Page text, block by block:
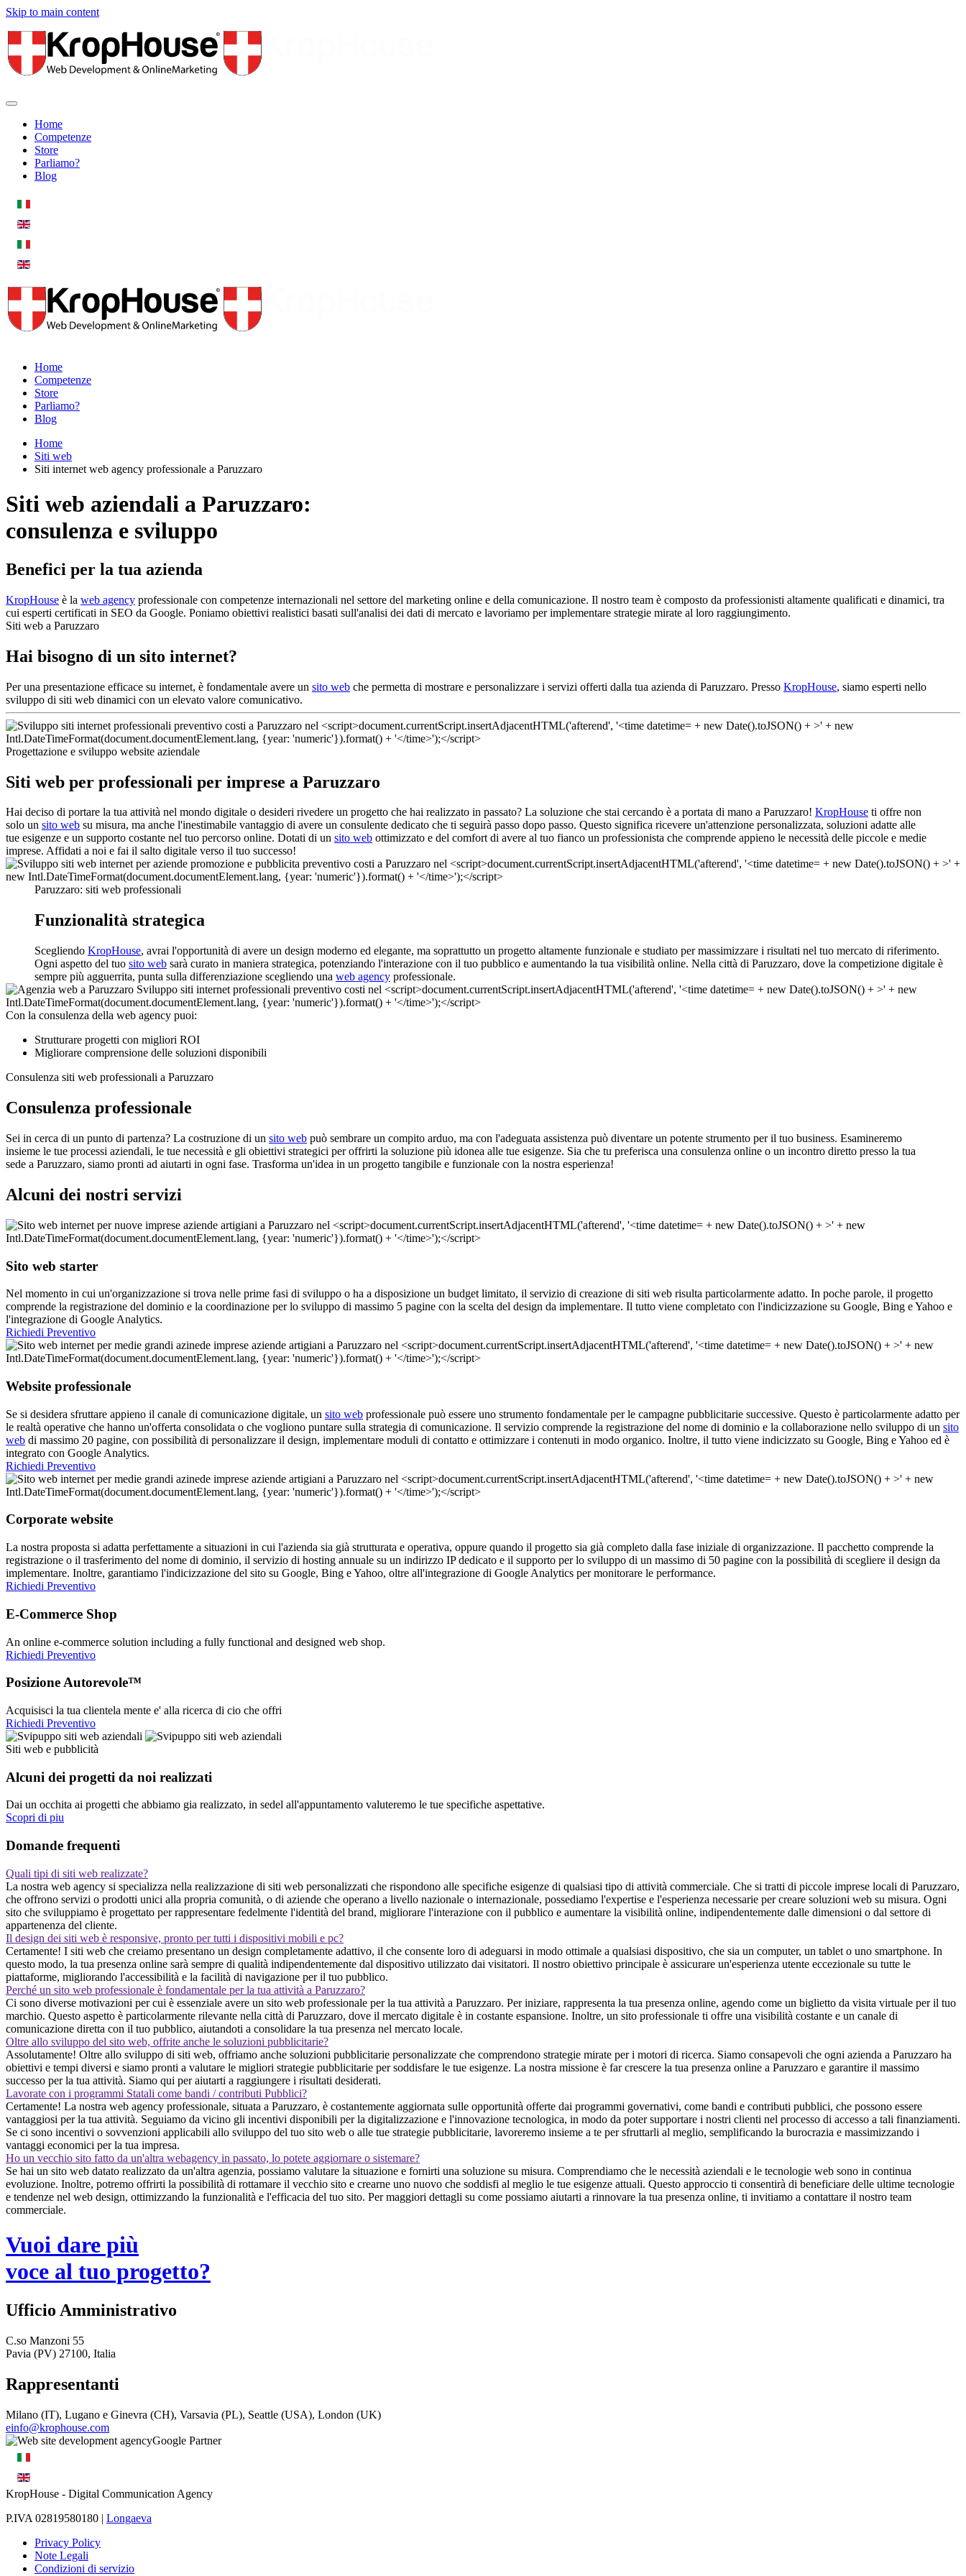
Skip to main content
Home
Competenze
Store
Parliamo?
Blog
Home
Competenze
Store
Parliamo?
Blog
Home
Siti web
Siti internet web agency professionale a Paruzzaro
Siti web aziendali a Paruzzaro:
consulenza e sviluppo
Benefici per la tua azienda
KropHouse è la web agency professionale con competenze internazionali nel settore del marketing online e della comunicazione. Il nostro team è composto da professionisti altamente qualificati e dinamici, tra
cui esperti certificati in SEO da Google. Poniamo obiettivi realistici basati sull'analisi dei dati di mercato e lavoriamo per implementare strategie mirate al loro raggiungimento.
Siti web a Paruzzaro
Hai bisogno di un sito internet?
Per una presentazione efficace su internet, è fondamentale avere un sito web che permetta di mostrare e personalizzare i servizi offerti dalla tua azienda di Paruzzaro. Presso KropHouse, siamo esperti nello
sviluppo di siti web dinamici con un elevato valore comunicativo.
Progettazione e sviluppo website aziendale
Siti web per professionali per imprese a Paruzzaro
Hai deciso di portare la tua attività nel mondo digitale o desideri rivedere un progetto che hai realizzato in passato? La soluzione che stai cercando è a portata di mano a Paruzzaro! KropHouse ti offre non
solo un sito web su misura, ma anche l'inestimabile vantaggio di avere un consulente dedicato che ti seguirà passo dopo passo. Questo significa ricevere un'attenzione personalizzata, soluzioni adatte alle
tue esigenze e un supporto costante nel tuo percorso online. Dotati di un sito web ottimizzato e del comfort di avere al tuo fianco un professionista che comprende appieno le necessità delle piccole e medie
imprese. Affidati a noi e fai il salto digitale verso il tuo successo!
Paruzzaro: siti web professionali
Funzionalità strategica
Scegliendo KropHouse, avrai l'opportunità di avere un design moderno ed elegante, ma soprattutto un progetto altamente funzionale e studiato per massimizzare i risultati nel tuo mercato di riferimento.
Ogni aspetto del tuo sito web sarà curato in maniera strategica, potenziando l'interazione con il tuo pubblico e aumentando la tua visibilità online. Nella città di Paruzzaro, dove la competizione digitale è
sempre più agguerrita, punta sulla differenziazione scegliendo una web agency professionale.
Con la consulenza della web agency puoi:
Strutturare progetti con migliori ROI
Migliorare comprensione delle soluzioni disponibili
Consulenza siti web professionali a Paruzzaro
Consulenza professionale
Sei in cerca di un punto di partenza? La costruzione di un sito web può sembrare un compito arduo, ma con l'adeguata assistenza può diventare un potente strumento per il tuo business. Esamineremo
insieme le tue processi aziendali, le tue necessità e gli obiettivi strategici per offrirti la soluzione più idonea alle tue esigenze. Sia che tu preferisca una consulenza online o un incontro diretto presso la tua
sede a Paruzzaro, siamo pronti ad aiutarti in ogni fase. Trasforma un'idea in un progetto tangibile e funzionale con la nostra esperienza!
Alcuni dei nostri servizi
Sito web starter
Nel momento in cui un'organizzazione si trova nelle prime fasi di sviluppo o ha a disposizione un budget limitato, il servizio di creazione di siti web risulta particolarmente adatto. In poche parole, il progetto
comprende la registrazione del dominio e la coordinazione per lo sviluppo di massimo 5 pagine con la scelta del design da implementare. Il tutto viene completato con l'indicizzazione su Google, Bing e Yahoo e
l'integrazione di Google Analytics.
Richiedi Preventivo
Website professionale
Se si desidera sfruttare appieno il canale di comunicazione digitale, un sito web professionale può essere uno strumento fondamentale per le campagne pubblicitarie successive. Questo è particolarmente adatto per
le realtà operative che hanno un'offerta consolidata o che vogliono puntare sulla strategia di comunicazione. Il servizio comprende la registrazione del nome di dominio e la collaborazione nello sviluppo di un sito
web di massimo 20 pagine, con possibilità di personalizzare il design, implementare moduli di contatto e ottimizzare i contenuti in modo organico. Inoltre, il tutto viene indicizzato su Google, Bing e Yahoo ed è
integrato con Google Analytics.
Richiedi Preventivo
Corporate website
La nostra proposta si adatta perfettamente a situazioni in cui l'azienda sia già strutturata e operativa, oppure quando il progetto sia già completo dalla fase iniziale di organizzazione. Il pacchetto comprende la
registrazione o il trasferimento del nome di dominio, il servizio di hosting annuale su un indirizzo IP dedicato e il supporto per lo sviluppo di un massimo di 50 pagine con la possibilità di scegliere il design da
implementare. Inoltre, garantiamo l'indicizzazione del sito su Google, Bing e Yahoo, oltre all'integrazione di Google Analytics per monitorare le performance.
Richiedi Preventivo
E-Commerce Shop
An online e-commerce solution including a fully functional and designed web shop.
Richiedi Preventivo
Posizione Autorevole™
Acquisisci la tua clientela mente e' alla ricerca di cio che offri
Richiedi Preventivo
Siti web e pubblicità
Alcuni dei progetti da noi realizzati
Dai un occhita ai progetti che abbiamo gia realizzato, in sedel all'appuntamento valuteremo le tue specifiche aspettative.
Scopri di piu
Domande frequenti
Quali tipi di siti web realizzate?
La nostra web agency si specializza nella realizzazione di siti web personalizzati che rispondono alle specifiche esigenze di qualsiasi tipo di attività commerciale. Che si tratti di piccole imprese locali di Paruzzaro,
che offrono servizi o prodotti unici alla propria comunità, o di aziende che operano a livello nazionale o internazionale, possediamo l'expertise e l'esperienza necessarie per creare soluzioni web su misura. Ogni
sito che sviluppiamo è progettato per rappresentare fedelmente l'identità del brand, migliorare l'interazione con il pubblico e aumentare la visibilità online, indipendentemente dalle dimensioni o dal settore di
appartenenza del cliente.
Il design dei siti web è responsive, pronto per tutti i dispositivi mobili e pc?
Certamente! I siti web che creiamo presentano un design completamente adattivo, il che consente loro di adeguarsi in modo ottimale a qualsiasi dispositivo, che sia un computer, un tablet o uno smartphone. In
questo modo, la tua presenza online sarà sempre di qualità indipendentemente dal dispositivo utilizzato dai visitatori. Il nostro obiettivo principale è assicurare un'esperienza utente eccezionale su tutte le
piattaforme, migliorando l'accessibilità e la facilità di navigazione per il tuo pubblico.
Perché un sito web professionale è fondamentale per la tua attività a Paruzzaro?
Ci sono diverse motivazioni per cui è essenziale avere un sito web professionale per la tua attività a Paruzzaro. Per iniziare, rappresenta la tua presenza online, agendo come un biglietto da visita virtuale per il tuo
marchio. Questo aspetto è particolarmente rilevante nella città di Paruzzaro, dove il mercato digitale è in costante espansione. Inoltre, un sito professionale ti offre una visibilità costante e un canale di
comunicazione diretta con il tuo pubblico, aiutandoti a consolidare la tua presenza nel mercato locale.
Oltre allo sviluppo del sito web, offrite anche le soluzioni pubblicitarie?
Assolutamente! Oltre allo sviluppo di siti web, offriamo anche soluzioni pubblicitarie personalizzate che comprendono strategie mirate per i motori di ricerca. Siamo consapevoli che ogni azienda a Paruzzaro ha
obiettivi e tempi diversi e siamo pronti a valutare le migliori strategie pubblicitarie per soddisfare le tue esigenze. La nostra missione è far crescere la tua presenza online a Paruzzaro e garantire il massimo
successo per la tua attività. Siamo qui per aiutarti a raggiungere i risultati desiderati.
Lavorate con i programmi Statali come bandi / contributi Pubblici?
Certamente! La nostra web agency professionale, situata a Paruzzaro, è costantemente aggiornata sulle opportunità offerte dai programmi governativi, come bandi e contributi pubblici, che possono essere
vantaggiosi per la tua attività. Seguiamo da vicino gli incentivi disponibili per la digitalizzazione e l'innovazione tecnologica, in modo da poter supportare i nostri clienti nel processo di accesso a tali finanziamenti.
Se ci sono incentivi o sovvenzioni applicabili allo sviluppo del tuo sito web o alle tue strategie pubblicitarie, lavoreremo insieme a te per sfruttarli al meglio, semplificando la burocrazia e massimizzando i
vantaggi economici per la tua impresa.
Ho un vecchio sito fatto da un'altra webagency in passato, lo potete aggiornare o sistemare?
Se hai un sito web datato realizzato da un'altra agenzia, possiamo valutare la situazione e fornirti una soluzione su misura. Comprendiamo che le necessità aziendali e le tecnologie web sono in continua
evoluzione. Inoltre, potremo offrirti la possibilità di rottamare il vecchio sito e crearne uno nuovo che soddisfi al meglio le tue esigenze attuali. Questo approccio ti consentirà di beneficiare delle ultime tecnologie
e tendenze nel web design, ottimizzando la funzionalità e l'efficacia del tuo sito. Per maggiori dettagli su come possiamo aiutarti a rinnovare la tua presenza online, ti invitiamo a contattare il nostro team
commerciale.
Vuoi dare più
voce al tuo progetto?
Ufficio Amministrativo
C.so Manzoni 55
Pavia (PV) 27100, Italia
Rappresentanti
Milano (IT), Lugano e Ginevra (CH), Varsavia (PL), Seattle (USA), London (UK)
einfo@krophouse.com
KropHouse - Digital Communication Agency
P.IVA 02819580180 | Longaeva
Privacy Policy
Note Legali
Condizioni di servizio